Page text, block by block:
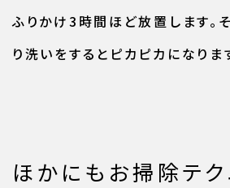
ふりかけ3時間ほど放置します。
り洗いをするとピカピカになりま
ほかにもお掃除テク